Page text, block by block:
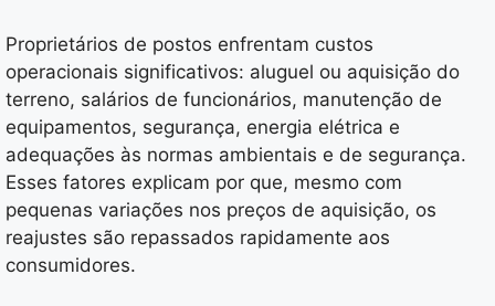
Proprietários de postos enfrentam custos
operacionais significativos: aluguel ou aquisição do
terreno, salários de funcionários, manutenção de
equipamentos, segurança, energia elétrica e
adequações às normas ambientais e de segurança.
Esses fatores explicam por que, mesmo com
pequenas variações nos preços de aquisição, os
reajustes são repassados rapidamente aos
consumidores.